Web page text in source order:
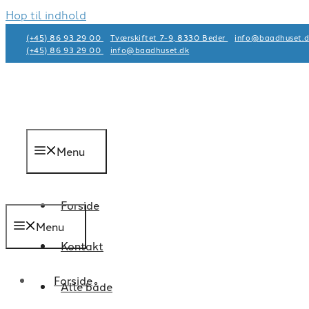
Hop til indhold
(+45) 86 93 29 00 Tværskiftet 7-9, 8330 Beder
(+45) 86 93 29 00
info@baadhuset.dk​
Menu
Forside
Kontakt
Alle både
Menu
Forside